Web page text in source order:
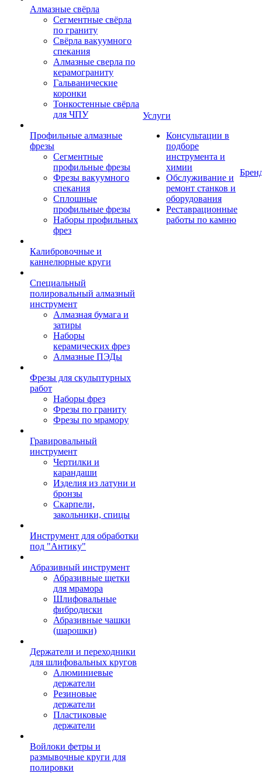
Алмазные свёрла
Сегментные свёрла
по граниту
Свёрла вакуумного
спекания
Алмазные сверла по
керамограниту
Гальванические
коронки
Тонкостенные свёрла
для ЧПУ
Профильные алмазные
фрезы
Сегментные
профильные фрезы
Фрезы вакуумного
спекания
Сплошные
профильные фрезы
Наборы профильных
фрез
Калибровочные и
каннелюрные круги
Специальный
полировальный алмазный
инструмент
Алмазная бумага и
затиры
Наборы
керамических фрез
Алмазные ПЭДы
Фрезы для скульптурных
работ
Наборы фрез
Фрезы по граниту
Фрезы по мрамору
Гравировальный
инструмент
Чертилки и
карандаши
Изделия из латуни и
бронзы
Скарпели,
закольники, спицы
Инструмент для обработки
под "Антику"
Абразивный инструмент
Абразивные щетки
для мрамора
Шлифовальные
фибродиски
Абразивные чашки
(шарошки)
Держатели и переходники
для шлифовальных кругов
Алюминиевые
держатели
Резиновые
держатели
Пластиковые
держатели
Войлоки фетры и
размывочные круги для
полировки
Услуги
Консультации в
подборе
инструмента и
химии
Обслуживание и
ремонт станков и
оборудования
Реставрационные
работы по камню